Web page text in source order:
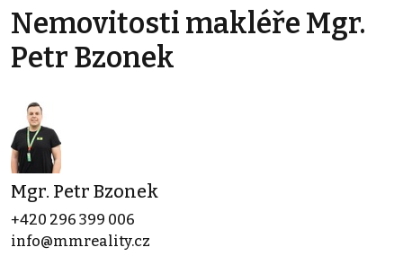
Nemovitosti makléře Mgr.
Petr Bzonek
Mgr. Petr Bzonek
+420 296 399 006
info@mmreality.cz